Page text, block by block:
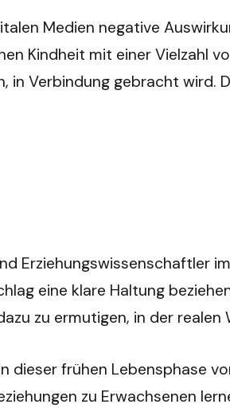
Medien negative
Kindheit mit einer Vielzahl
Verbindung gebracht wird.
Erziehungswissenschaftler
eine klare Haltung
zu ermutigen, in der
dieser frühen Lebensphase
zu Erwachsenen